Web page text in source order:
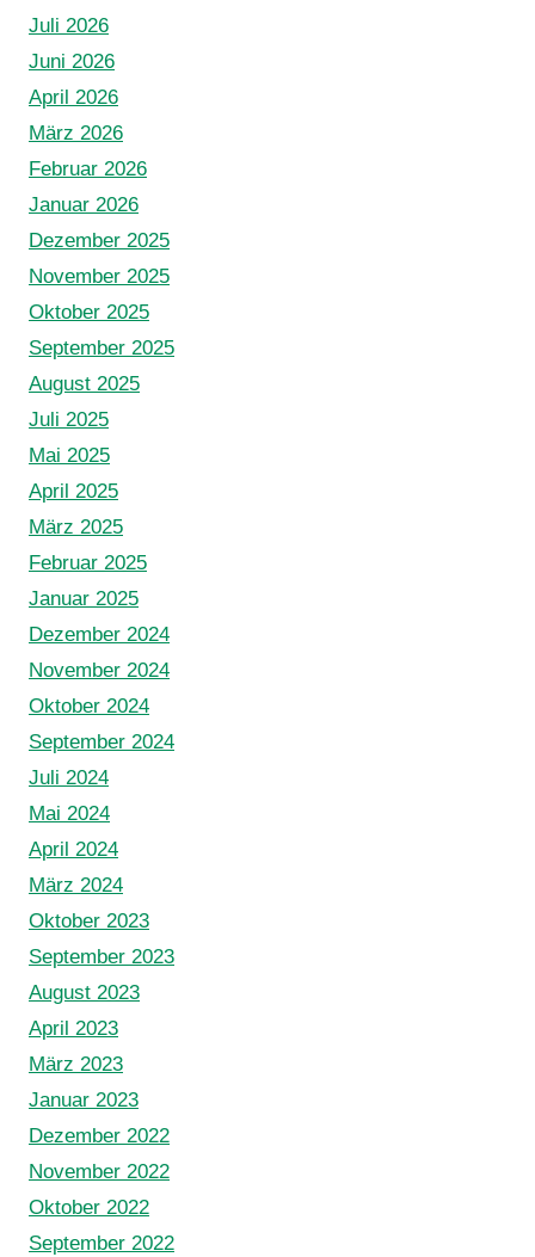
Juli 2026
Juni 2026
April 2026
März 2026
Februar 2026
Januar 2026
Dezember 2025
November 2025
Oktober 2025
September 2025
August 2025
Juli 2025
Mai 2025
April 2025
März 2025
Februar 2025
Januar 2025
Dezember 2024
November 2024
Oktober 2024
September 2024
Juli 2024
Mai 2024
April 2024
März 2024
Oktober 2023
September 2023
August 2023
April 2023
März 2023
Januar 2023
Dezember 2022
November 2022
Oktober 2022
September 2022